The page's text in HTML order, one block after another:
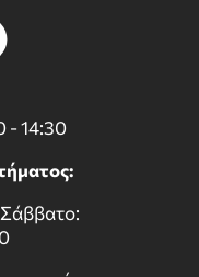
- 14:30